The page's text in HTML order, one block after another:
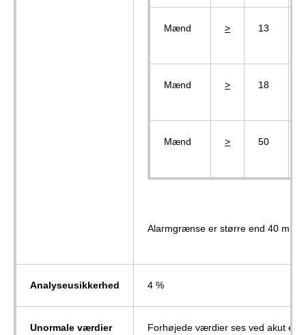
Mænd > 13
Mænd > 18
Mænd > 50
Alarmgrænse er større end 40
Analyseusikkerhed 4 %
Unormale værdier
Forhøjede værdier ses ved akut